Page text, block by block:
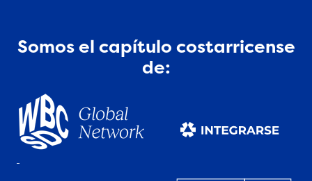
Somos el capítulo costarricense
de: